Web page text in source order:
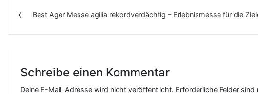
i
Best Ager Messe agilia rekordverdächtig – Erlebnismesse für die
Schreibe einen Kommentar
Deine E-Mail-Adresse wird nicht veröffentlicht. Erforderliche Felder sind